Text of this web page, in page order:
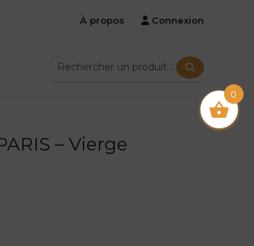
À propos Connexion
– Vierge
0